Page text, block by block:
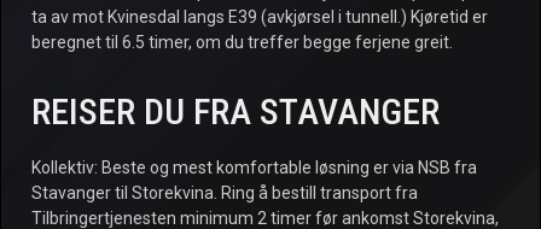
ta av mot Kvinesdal langs E39 (avkjørsel i tunnell.) Kjøretid er
beregnet til 6.5 timer, om du treffer begge ferjene greit.
REISER DU FRA STAVANGER
Kollektiv: Beste og mest komfortable løsning er via NSB fra
Stavanger til Storekvina. Ring å bestill transport fra
Tilbringertjenesten minimum 2 timer før ankomst Storekvina,